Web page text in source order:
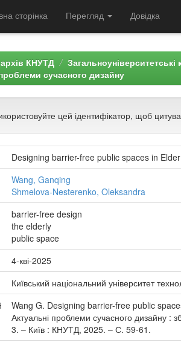
сторінка Перегляд Довідка
КНУТД Загальноуніверситетські
сучасного дизайну
цей ідентифікатор, щоб
Designing barrier-free public spaces in
Wang, Ganqing
Shmelova-Nesterenko, Oleksandra
barrier-free design
the elderly
public space
4-кві-2025
Київський національний університет
Wang G. Designing barrier-free public
Актуальні проблеми сучасного дизайну :
3. – Київ : КНУТД, 2025. – С. 59-61.